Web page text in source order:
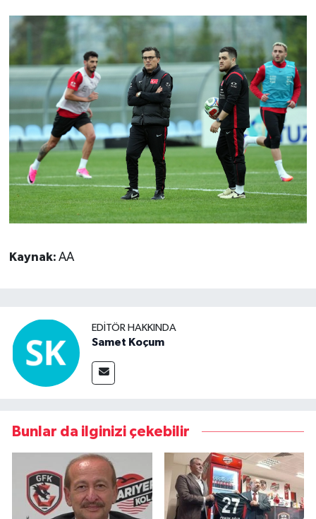
Kaynak: AA
EDITÖR HAKKINDA
Samet Koçum
Bunlar da ilginizi çekebilir